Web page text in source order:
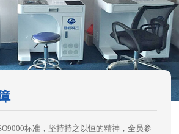
标准，坚持持之以恒的精神，全员参